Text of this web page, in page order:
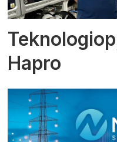
Hapro